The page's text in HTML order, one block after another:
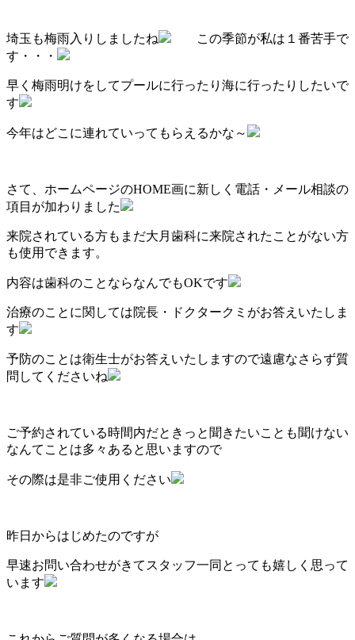
埼玉も梅雨入りしましたね
この季節が私は１番苦手で
す・・・
早く梅雨明けをしてプールに行ったり海に行ったりしたいで
す
今年はどこに連れていってもらえるかな～
さて、ホームページのHOME画に新しく電話・メール相談の
項目が加わりました
来院されている方もまだ大月歯科に来院されたことがない方
も使用できます。
内容は歯科のことならなんでもOKです
治療のことに関しては院長・ドクタークミがお答えいたしま
す
予防のことは衛生士がお答えいたしますので遠慮なさらず質
問してくださいね
ご予約されている時間内だときっと聞きたいことも聞けない
なんてことは多々あると思いますので
その際は是非ご使用ください
昨日からはじめたのですが
早速お問い合わせがきてスタッフ一同とっても嬉しく思って
います